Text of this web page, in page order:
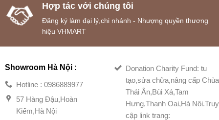
Hợp tác với chúng tôi
Đăng ký làm đại lý,chi nhánh - Nhượng quyền thương
hiệu VHMART
Showroom Hà Nội :
Hotline : 0986889977
57 Hàng Đậu,Hoàn
Kiếm,Hà Nội
Donation Charity Fund: tu
tạo,sửa chữa,nâng cấp Chùa
Thái Ân,Bùi Xá,Tam
Hưng,Thanh Oai,Hà Nội.Truy
cập link trang: